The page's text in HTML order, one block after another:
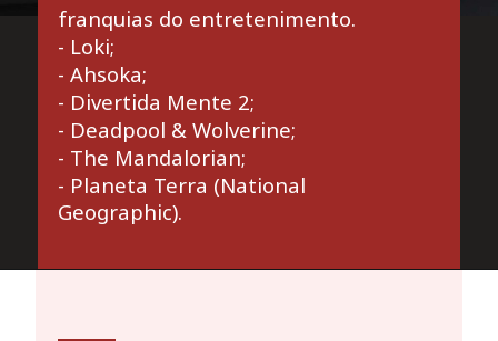
franquias do entretenimento.
- Loki;
- Ahsoka;
- Divertida Mente 2;
- Deadpool & Wolverine;
- The Mandalorian;
- Planeta Terra (National
Geographic).